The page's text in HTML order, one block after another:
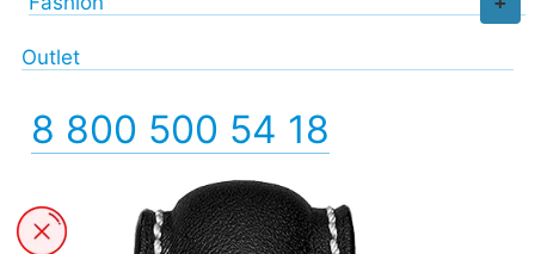
Outlet
8 800 500 54 18